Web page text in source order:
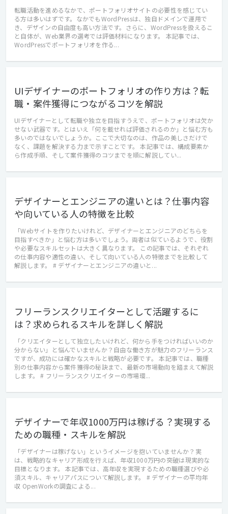
転職活動を進めるなかで、ポートフォリオサイトの必要性を感じてい
る方は多いはずです。なかでもWordPressは、独自ドメインで運用で
き、デザインの自由度も高い方法です。さらに、WordPressを扱えるこ
と自体が、Web業界の選考では評価材料になります。 本記事では、
WordPressでポートフォリオを作る...
UIデザイナーのポートフォリオの作り方は？転
職・案件獲得につながるコツを解説
UIデザイナーとして転職や独立を目指すうえで、ポートフォリオは欠か
せない武器です。とはいえ「何を載せれば評価されるのか」と悩む方も
多いのではないでしょうか。ここで大切なのは、作品の美しさだけで
なく、課題を解決する力まで示すことです。 本記事では、構成要素か
ら作成手順、そして案件獲得のコツまでを順に解説してい...
デザイナーとエンジニアの違いとは？仕事内容
や向いている人の特徴を比較
「Webサイトを作りたいけれど、デザイナーとエンジニアのどちらを
目指すべきか」と悩む方は多いでしょう。両者は似ているようで、役割
や必要なスキルセットは大きく異なります。 この記事では、それぞれ
の仕事内容や適性の違い、そして向いている人の特徴までを比較して
解説します。 # デザイナーとエンジニアの違いと...
フリーランスクリエイターとして活躍するに
は？求められるスキルを詳しく解説
「クリエイターとして独立したいけれど、何から手をつければいいのか
分からない」と悩んでいませんか？自由な働き方が魅力のフリーランス
ですが、成功には確かなスキルと戦略が必要です。 本記事では、職種
別の仕事内容から案件獲得の秘訣まで、最新の市場動向を踏まえて解説
します。 # フリーランスクリエイターの市場環...
デザイナーで年収1000万円は稼げる？実現する
ための職種・スキルを解説
「デザイナーは稼げない」というイメージを抱いていませんか？実
は、戦略的なキャリア形成を行えば、年収1000万円の突破は現実的な
目標となります。 本記事では、高年収を実現するための職種選びや必
須スキル、キャリアパスについて解説します。 # デザイナーの平均年
収 OpenWorkの調査による...